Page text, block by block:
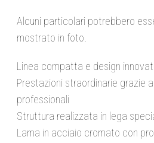
Alcuni particolari potrebbero
mostrato in foto.
Linea compatta e design
Prestazioni straordinarie grazie
professionali
Struttura realizzata in lega
Lama in acciaio cromato con